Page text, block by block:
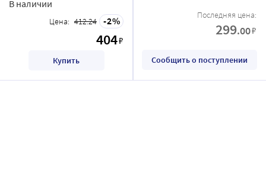
В наличии
Цена: 412.24 2
404₽
Купить
Последняя цена:
299.00₽
Сообщить о поступлении